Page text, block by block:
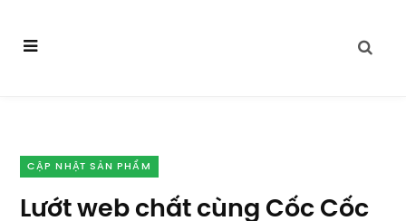
CẬP NHẬT SẢN PHẨM
Lướt web chất cùng Cốc Cốc